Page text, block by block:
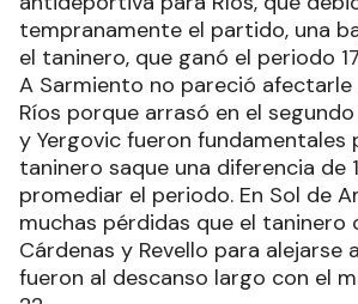
tempranamente el partido, una
el taninero, que ganó el periodo
A Sarmiento no pareció afectarle
Ríos porque arrasó en el
y Yergovic fueron fundamentales
taninero saque una diferencia de
promediar el periodo. En Sol de
muchas pérdidas que el taninero
Cárdenas y Revello para alejarse
fueron al descanso largo con el